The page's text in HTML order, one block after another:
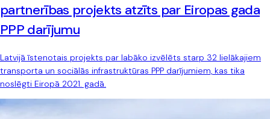
partnerības projekts atzīts par Eiropas gada
PPP darījumu
Latvijā īstenotais projekts par labāko izvēlēts starp 32 lielākajiem
transporta un sociālās infrastruktūras PPP darījumiem, kas tika
noslēgti Eiropā 2021. gadā.